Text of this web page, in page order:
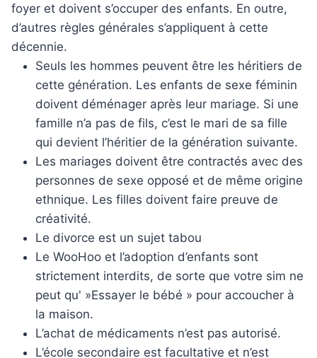
foyer et doivent s’occuper des enfants. En outre,
d’autres règles générales s’appliquent à cette
décennie.
Seuls les hommes peuvent être les héritiers de
cette génération. Les enfants de sexe féminin
doivent déménager après leur mariage. Si une
famille n’a pas de fils, c’est le mari de sa fille
qui devient l’héritier de la génération suivante.
Les mariages doivent être contractés avec des
personnes de sexe opposé et de même origine
ethnique. Les filles doivent faire preuve de
créativité.
Le divorce est un sujet tabou
Le WooHoo et l’adoption d’enfants sont
strictement interdits, de sorte que votre sim ne
peut qu' »Essayer le bébé » pour accoucher à
la maison.
L’achat de médicaments n’est pas autorisé.
L’école secondaire est facultative et n’est